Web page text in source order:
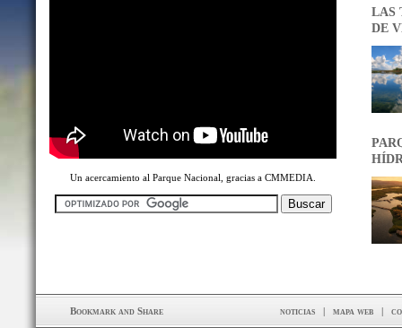
Un acercamiento al Parque Nacional, gracias a CMMEDIA.
LAS
DE
noticias | mapa web |